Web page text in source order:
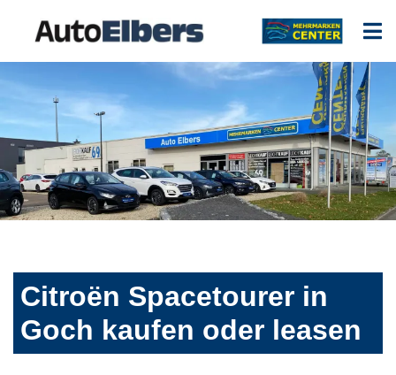
Citroën Spacetourer in
Goch kaufen oder leasen